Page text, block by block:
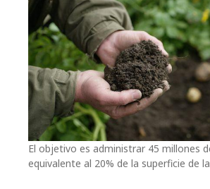
El objetivo es administrar 45 millones
equivalente al 20% de la superficie de